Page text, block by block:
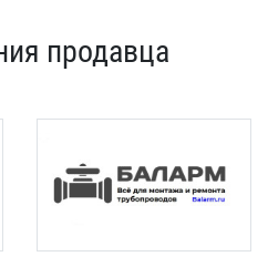
продавца